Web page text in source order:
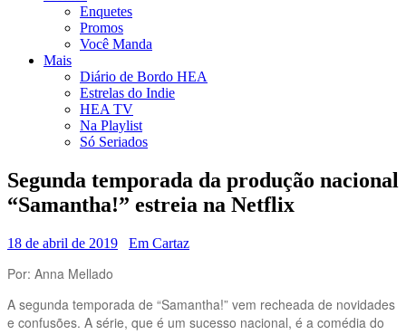
Enquetes
Promos
Você Manda
Mais
Diário de Bordo HEA
Estrelas do Indie
HEA TV
Na Playlist
Só Seriados
Segunda temporada da produção nacional
“Samantha!” estreia na Netflix
18 de abril de 2019 Em Cartaz
Por: Anna Mellado
A segunda temporada de “Samantha!” vem recheada de novidades
e confusões. A série, que é um sucesso nacional, é a comédia do